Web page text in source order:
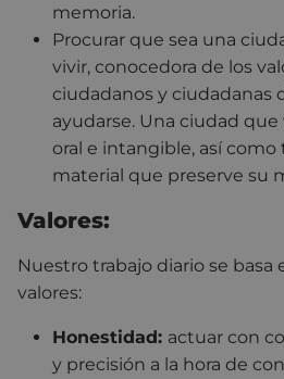
memoria.
Procurar que sea una
vivir, conocedora de los
ciudadanos y ciudadanas
ayudarse. Una ciudad
oral e intangible, así
material que preserve su
Valores:
Nuestro trabajo diario se basa
valores:
Honestidad: actuar con
y precisión a la hora de